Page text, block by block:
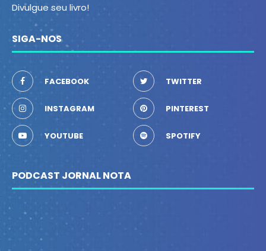
Divulgue seu livro!
SIGA-NOS
FACEBOOK TWITTER
INSTAGRAM PINTEREST
YOUTUBE SPOTIFY
PODCAST JORNAL NOTA